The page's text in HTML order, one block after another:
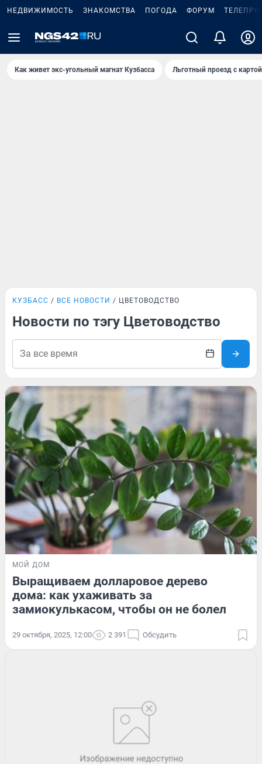
НЕДВИЖИМОСТЬ ЗНАКОМСТВА ПОГОДА ФОРУМ
Как живет экс-угольный магнат Кузбасса Льготный проезд с
КУЗБАСС ВСЕ НОВОСТИ ЦВЕТОВОДСТВО
Новости по тэгу Цветоводство
МОЙ ДОМ
Выращиваем долларовое дерево
дома: как ухаживать за
замиокулькасом, чтобы он не болел
29 октября, 2025, 12:00 2 391 Обсудить